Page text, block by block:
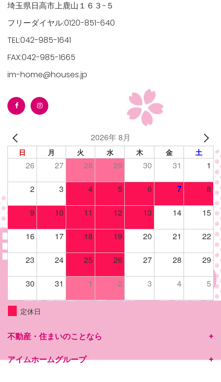
埼玉県日高市上鹿山１６３−５
フリーダイヤル:0120-851-640
TEL:042-985-1641
FAX:042-985-1665
im-home@houses.jp
2026年 8月
日 月 火 水 木 金 土
26 27 28 29 30 31 1
2 3 4 5 6 7 8
9 10 11 12 13 14 15
16 17 18 19 20 21 22
23 24 25 26 27 28 29
30 31 1 2 3 4 5
定休日
不動産・住まいのことなら
アイムホームグループ